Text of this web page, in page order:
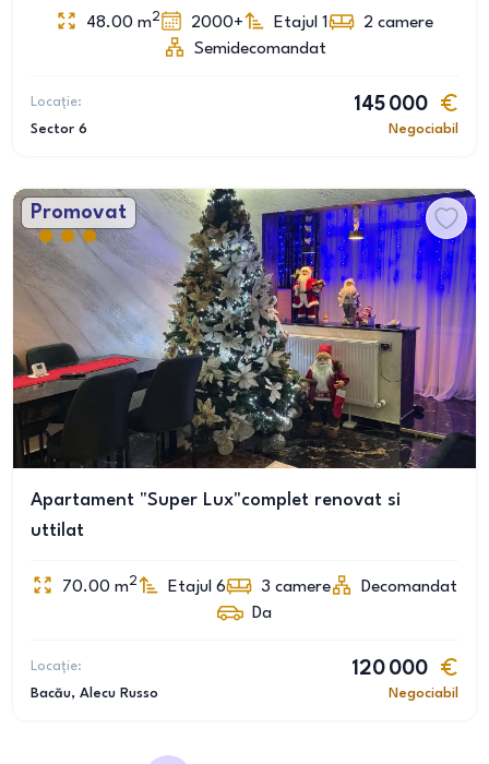
48.00 m2 2000+ Etajul 1 2 camere
Semidecomandat
Locație:
Sector 6
145 000
Negociabil
Promovat
Apartament "Super Lux"complet renovat si
uttilat
70.00 m2 Etajul 6 3 camere
Decomandat
Da
Locație:
Bacău, Alecu Russo
120 000
Negociabil